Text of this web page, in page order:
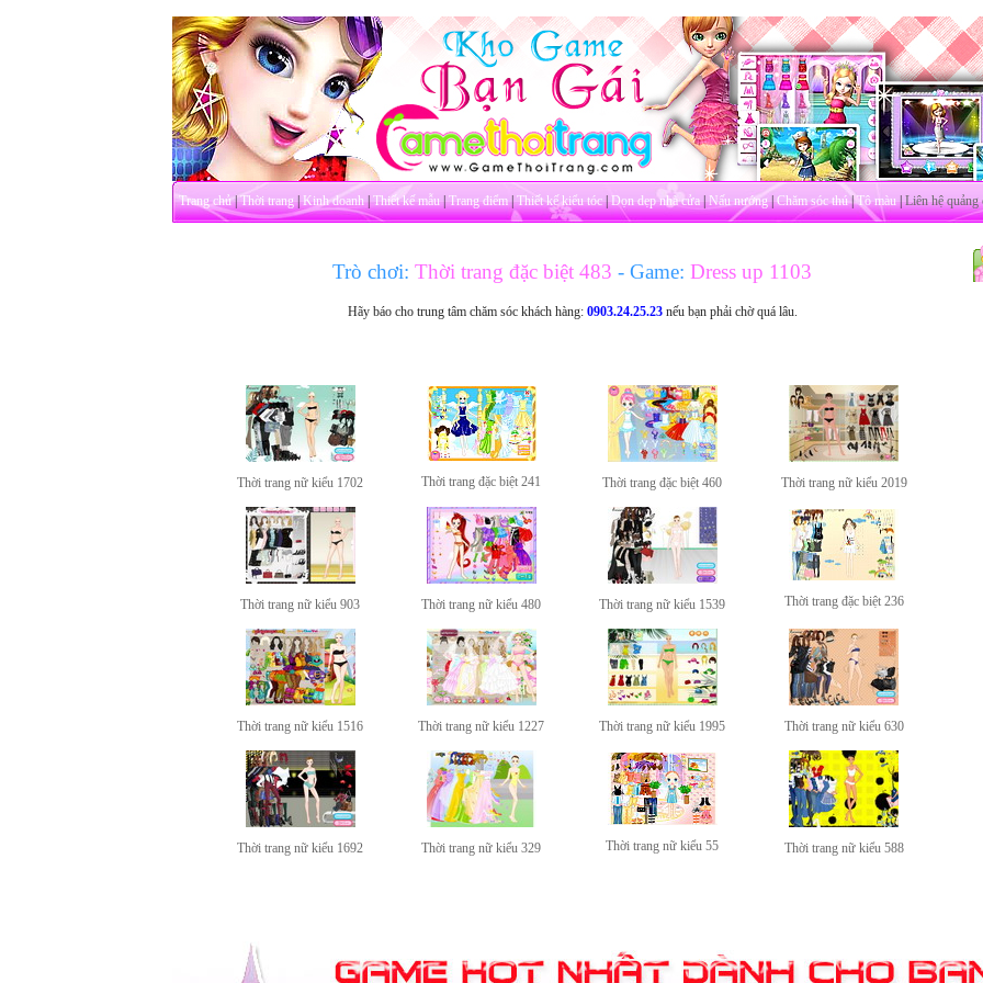
Trang chủ|Thời trang|Kinh doanh|Thiết kế mẫu|Trang điểm|Thiết kế kiểu tóc|Dọn dẹp nhà cửa|Nấu nướng|Chăm sóc thú|Tô màu|Liên hệ quảng
Trò chơi: Thời trang đặc biệt 483 - Game: Dress up 1103
Hãy báo cho trung tâm chăm sóc khách hàng: 0903.24.25.23nếu bạn phải chờ quá lâu.
Thời trang nữ kiểu 1702 Thời trang đặc biệt 241 Thời trang đặc biệt 460 Thời trang nữ kiểu 2019
Thời trang nữ kiểu 903 Thời trang nữ kiểu 480 Thời trang nữ kiểu 1539 Thời trang đặc biệt 236
Thời trang nữ kiểu 1516 Thời trang nữ kiểu 1227 Thời trang nữ kiểu 1995 Thời trang nữ kiểu 630
Thời trang nữ kiểu 1692 Thời trang nữ kiểu 329 Thời trang nữ kiểu 55 Thời trang nữ kiểu 588